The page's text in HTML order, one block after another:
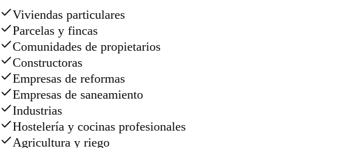
Viviendas particulares
Parcelas y fincas
Comunidades de propietarios
Constructoras
Empresas de reformas
Empresas de saneamiento
Industrias
Hostelería y cocinas profesionales
Agricultura y riego